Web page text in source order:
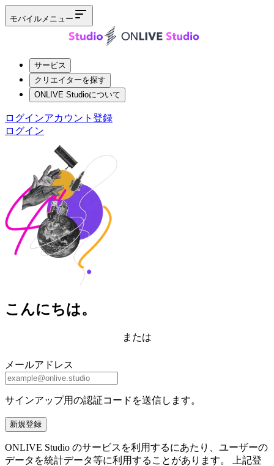
モバイルメニュー
サービス
クリエイターを探す
ONLIVE Studioについて
ログインアカウント登録
ログイン
こんにちは。
または
メールアドレス
サインアップ用の認証コードを送信します。
新規登録
ONLIVE Studio のサービスを利用するにあたり、ユーザーの
データを統計データ等に利用することがあります。 上記登